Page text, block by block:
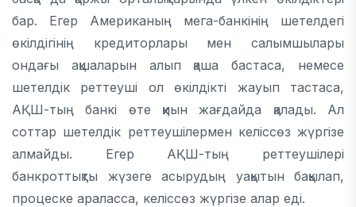
бар. Егер Американың мега-банкінің шетелдегі
өкілдігінің кредиторлары мен салымшылары
ондағы ақшаларын алып қаша бастаса, немесе
шетелдік реттеуші ол өкілдікті жауып тастаса,
АҚШ-тың банкі өте қиын жағдайда қалады. Ал
соттар шетелдік реттеушілермен келіссөз жүргізе
алмайды. Егер АҚШ-тың реттеушілері
банкроттықты жүзеге асырудың уақытын бақылап,
процеске араласса, келіссөз жүргізе алар еді.